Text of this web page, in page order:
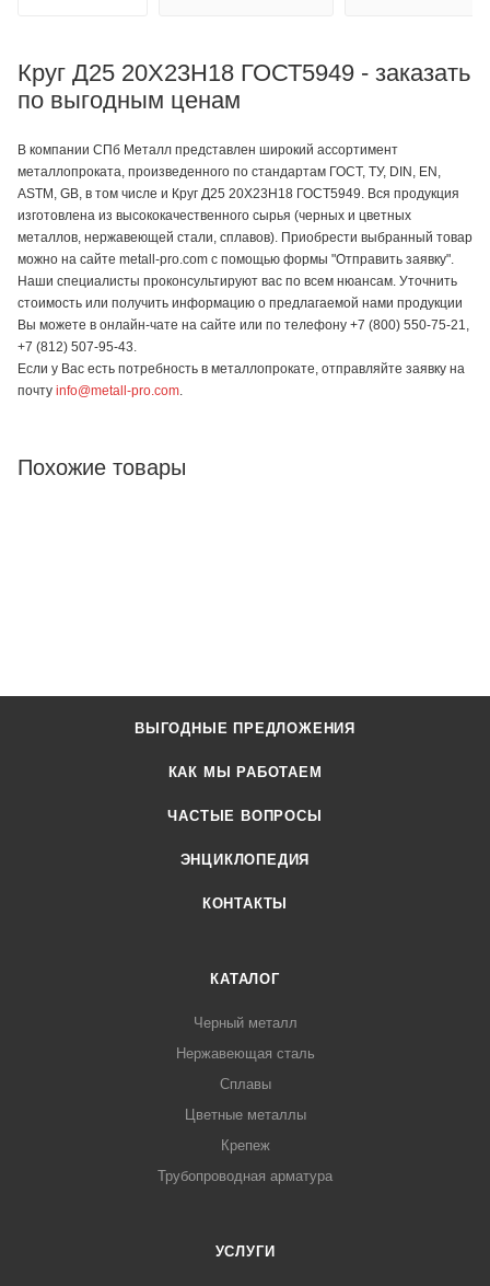
Круг Д25 20Х23Н18 ГОСТ5949 - заказать
по выгодным ценам
В компании СПб Металл представлен широкий ассортимент
металлопроката, произведенного по стандартам ГОСТ, ТУ, DIN, EN,
ASTM, GB, в том числе и Круг Д25 20Х23Н18 ГОСТ5949. Вся продукция
изготовлена из высококачественного сырья (черных и цветных
металлов, нержавеющей стали, сплавов). Приобрести выбранный товар
можно на сайте metall-pro.com с помощью формы "Отправить заявку".
Наши специалисты проконсультируют вас по всем нюансам. Уточнить
стоимость или получить информацию о предлагаемой нами продукции
Вы можете в онлайн-чате на сайте или по телефону +7 (800) 550-75-21,
+7 (812) 507-95-43.
Если у Вас есть потребность в металлопрокате, отправляйте заявку на
почту info@metall-pro.com
Похожие товары
ВЫГОДНЫЕ ПРЕДЛОЖЕНИЯ
КАК МЫ РАБОТАЕМ
ЧАСТЫЕ ВОПРОСЫ
ЭНЦИКЛОПЕДИЯ
КОНТАКТЫ
КАТАЛОГ
Черный металл
Нержавеющая сталь
Сплавы
Цветные металлы
Крепеж
Трубопроводная арматура
УСЛУГИ